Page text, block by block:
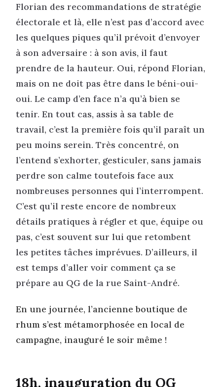
Florian des recommandations de stratégie
électorale et là, elle n’est pas d’accord avec
les quelques piques qu’il prévoit d’envoyer
à son adversaire : à son avis, il faut
prendre de la hauteur. Oui, répond Florian,
mais on ne doit pas être dans le béni-oui-
oui. Le camp d’en face n’a qu’à bien se
tenir. En tout cas, assis à sa table de
travail, c’est la première fois qu’il paraît un
peu moins serein. Très concentré, on
l’entend s’exhorter, gesticuler, sans jamais
perdre son calme toutefois face aux
nombreuses personnes qui l’interrompent.
C’est qu’il reste encore de nombreux
détails pratiques à régler et que, équipe ou
pas, c’est souvent sur lui que retombent
les petites tâches imprévues. D’ailleurs, il
est temps d’aller voir comment ça se
prépare au QG de la rue Saint-André.
En une journée, l’ancienne boutique de
rhum s’est métamorphosée en local de
campagne, inauguré le soir même !
18h, inauguration du QG